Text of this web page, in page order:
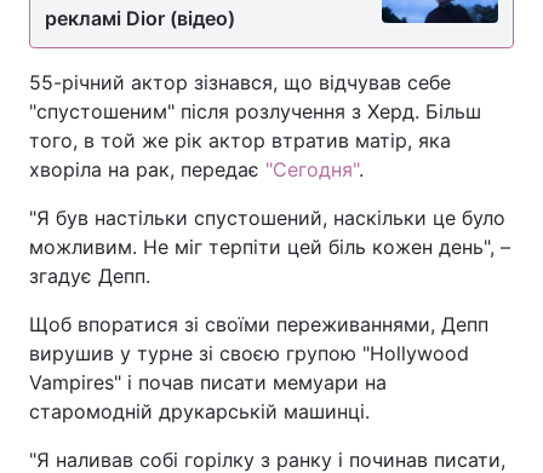
рекламі Dior (відео)
55-річний актор зізнався, що відчував себе
"спустошеним" після розлучення з Херд. Більш
того, в той же рік актор втратив матір, яка
хворіла на рак, передає "Сегодня".
"Я був настільки спустошений, наскільки це було
можливим. Не міг терпіти цей біль кожен день", –
згадує Депп.
Щоб впоратися зі своїми переживаннями, Депп
вирушив у турне зі своєю групою "Hollywood
Vampires" і почав писати мемуари на
старомодній друкарській машинці.
"Я наливав собі горілку з ранку і починав писати,